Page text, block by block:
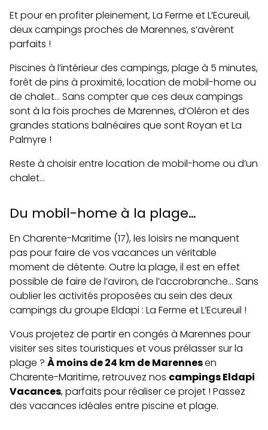
Et pour en profiter pleinement, La Ferme et L’Ecureuil,
deux campings proches de Marennes, s’avèrent
parfaits !
Piscines à l’intérieur des campings, plage à 5 minutes,
forêt de pins à proximité, location de mobil-home ou
de chalet… Sans compter que ces deux campings
sont à la fois proches de Marennes, d’Oléron et des
grandes stations balnéaires que sont Royan et La
Palmyre !
Reste à choisir entre location de mobil-home ou d’un
chalet…
Du mobil-home à la plage…
En Charente-Maritime (17), les loisirs ne manquent
pas pour faire de vos vacances un véritable
moment de détente. Outre la plage, il est en effet
possible de faire de l’aviron, de l’accrobranche… Sans
oublier les activités proposées au sein des deux
campings du groupe Eldapi : La Ferme et L’Ecureuil !
Vous projetez de partir en congés à Marennes pour
visiter ses sites touristiques et vous prélasser sur la
plage ? À moins de 24 km de Marennesen
Charente-Maritime, retrouvez nos campings Eldapi
Vacances, parfaits pour réaliser ce projet ! Passez
des vacances idéales entre piscine et plage.